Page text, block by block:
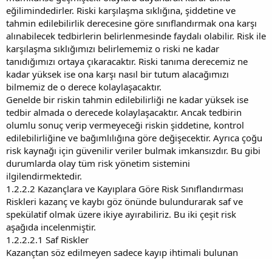
eğilimindedirler. Riski karşılaşma sıklığına, şiddetine ve
tahmin edilebilirlik derecesine göre sınıflandırmak ona karşı
alınabilecek tedbirlerin belirlenmesinde faydalı olabilir. Risk ile
karşılaşma sıklığımızı belirlememiz o riski ne kadar
tanıdığımızı ortaya çıkaracaktır. Riski tanıma derecemiz ne
kadar yüksek ise ona karşı nasıl bir tutum alacağımızı
bilmemiz de o derece kolaylaşacaktır.
Genelde bir riskin tahmin edilebilirliği ne kadar yüksek ise
tedbir almada o derecede kolaylaşacaktır. Ancak tedbirin
olumlu sonuç verip vermeyeceği riskin şiddetine, kontrol
edilebilirliğine ve bağımlılığına göre değişecektir. Ayrıca çoğu
risk kaynağı için güvenilir veriler bulmak imkansızdır. Bu gibi
durumlarda olay tüm risk yönetim sistemini
ilgilendirmektedir.
1.2.2.2 Kazançlara ve Kayıplara Göre Risk Sınıflandırması
Riskleri kazanç ve kaybı göz önünde bulundurarak saf ve
spekülatif olmak üzere ikiye ayırabiliriz. Bu iki çeşit risk
aşağıda incelenmiştir.
1.2.2.2.1 Saf Riskler
Kazançtan söz edilmeyen sadece kayıp ihtimali bulunan